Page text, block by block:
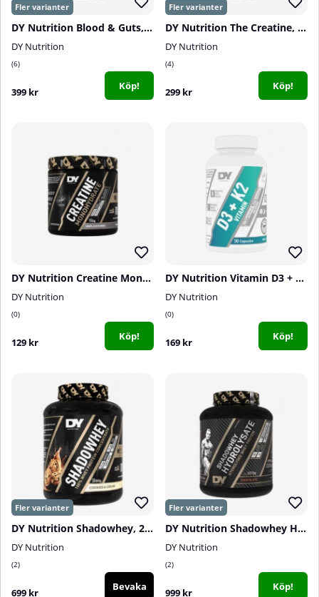
DY Nutrition Blood & Guts, 380 g
DY Nutrition
6
399 kr Köp!
DY Nutrition The Creatine, 400 g
DY Nutrition
4
299 kr Köp!
DY Nutrition Creatine Monohydrate, 150 g
DY Nutrition
0
129 kr Köp!
DY Nutrition Vitamin D3 + K2, 30 caps
DY Nutrition
0
169 kr Köp!
DY Nutrition Shadowhey, 2 kg
DY Nutrition
2
699 kr Bevaka
DY Nutrition Shadowhey HYDROLYSATE, 2,27 kg
DY Nutrition
2
999 kr Köp!